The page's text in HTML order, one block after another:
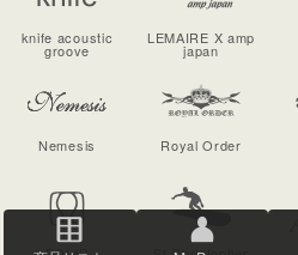
knife acoustic
groove
LEMAIRE X amp
japan
Nemesis Royal Order